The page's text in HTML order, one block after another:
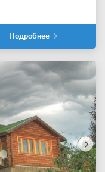
Подробнее